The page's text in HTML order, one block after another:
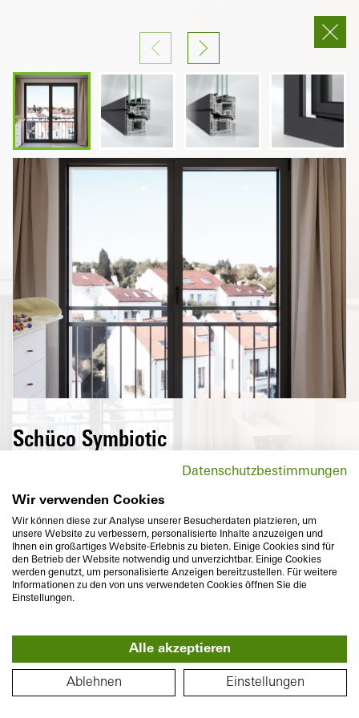
GRUNDRISS
Schüco Symbiotic
Außen eine hochwertige, puristische
hochwärmedämmender Kunststoff – Die
perfekte Kombination von zwei langlebigen
Materialien, die mit der flächenbündigen
Optik zudem individuelle Vorstellungen an
anspruchsvolles Design und Farbvielfalt
erfüllen.
Datenschutzbestimmungen
Wir verwenden Cookies
Wir können diese zur Analyse unserer Besucherdaten platzieren, um
unsere Website zu verbessern, personalisierte Inhalte anzuzeigen und
Ihnen ein großartiges Website-Erlebnis zu bieten. Einige Cookies sind für
den Betrieb der Website notwendig und unverzichtbar. Einige Cookies
werden genutzt, um personalisierte Anzeigen bereitzustellen. Für weitere
Informationen zu den von uns verwendeten Cookies öffnen Sie die
Einstellungen.
Alle akzeptieren
Ablehnen Einstellungen